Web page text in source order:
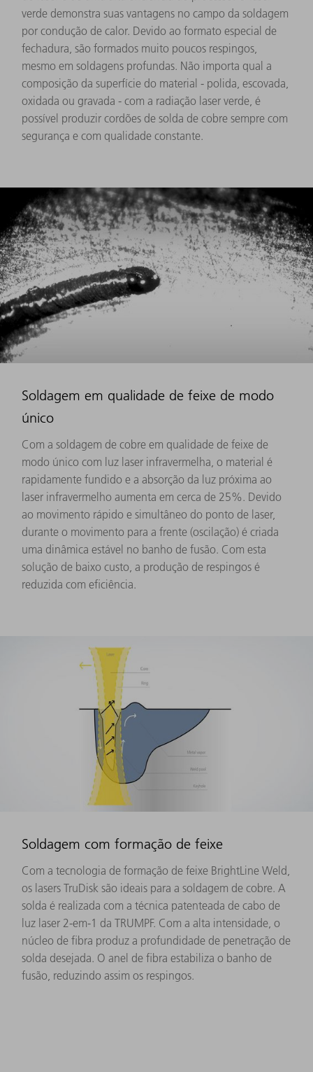
verde demonstra suas vantagens no campo da soldagem
por condução de calor. Devido ao formato especial de
fechadura, são formados muito poucos respingos,
mesmo em soldagens profundas. Não importa qual a
composição da superfície do material - polida, escovada,
oxidada ou gravada - com a radiação laser verde, é
possível produzir cordões de solda de cobre sempre com
segurança e com qualidade constante.
Soldagem em qualidade de feixe de modo
único
Com a soldagem de cobre em qualidade de feixe de
modo único com luz laser infravermelha, o material é
rapidamente fundido e a absorção da luz próxima ao
laser infravermelho aumenta em cerca de 25%. Devido
ao movimento rápido e simultâneo do ponto de laser,
durante o movimento para a frente (oscilação) é criada
uma dinâmica estável no banho de fusão. Com esta
solução de baixo custo, a produção de respingos é
reduzida com eficiência.
Soldagem com formação de feixe
Com a tecnologia de formação de feixe BrightLine Weld,
os lasers TruDisk são ideais para a soldagem de cobre. A
solda é realizada com a técnica patenteada de cabo de
luz laser 2-em-1 da TRUMPF. Com a alta intensidade, o
núcleo de fibra produz a profundidade de penetração de
solda desejada. O anel de fibra estabiliza o banho de
fusão, reduzindo assim os respingos.